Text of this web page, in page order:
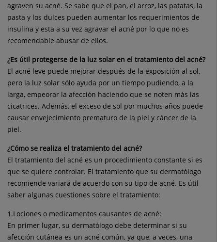
agraven su acné. Se sabe que el pan, el arroz, las patatas, la
pasta y los dulces pueden aumentar los requerimientos de
insulina y esta a su vez agravar el acné por lo que no es
recomendable abusar de ellos.
¿Es útil protegerse de la luz solar en el tratamiento del acné?
El acné leve puede mejorar después de la exposición al sol,
pero la luz solar sólo ayuda por un tiempo pudiendo, a la
larga, empeorar la afección haciendo que se noten más las
cicatrices. Además, el exceso de sol por muchos años puede
causar envejecimiento prematuro de la piel y cáncer de la
piel.
¿Cómo se realiza el tratamiento del acné?
El tratamiento del acné es un procedimiento constante si es
que se quiere controlar. El tratamiento que su dermatólogo
recomiende variará de acuerdo con su tipo de acné. Es útil
saber algunas cuestiones sobre el tratamiento:
1.Lociones o medicamentos causantes de acné:
En primer lugar, su dermatólogo debe determinar si su
afección cutánea es un acné común, ya que, a veces, una